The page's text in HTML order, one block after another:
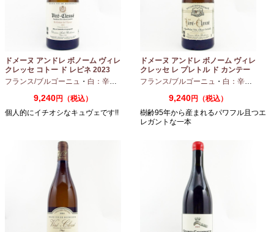
ドメーヌ アンドレ ボノーム ヴィレ
クレッセ コトー ド レピネ 2023
750ml
フランス/ブルゴーニュ ・ 白：辛口 シャルドネ
9,240円（税込）
個人的にイチオシなキュヴェです!!
ドメーヌ アンドレ ボノーム ヴィレ
クレッセ レ プレトル ド カンテー
ヌ 2023 750ml
フランス/ブルゴーニュ ・ 白：辛口
9,240円（税込）
樹齢95年から産まれるパワフル且つエ
レガントな一本